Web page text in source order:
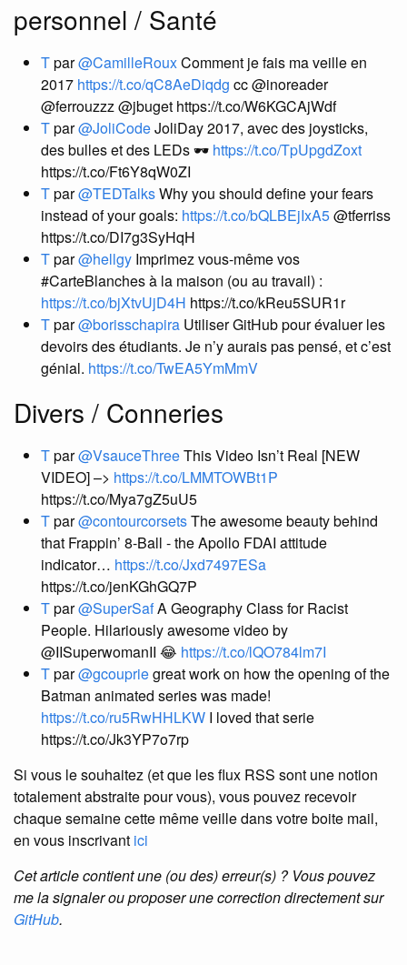
personnel / Santé
Tpar@CamilleRouxComment je fais ma veille en
2017 https://t.co/qC8AeDiqdg cc @inoreader
@ferrouzzz @jbuget https://t.co/W6KGCAjWdf
Tpar@JoliCodeJoliDay 2017, avec des joysticks,
des bulles et des LEDs 🕶 https://t.co/TpUpgdZoxt
https://t.co/Ft6Y8qW0ZI
Tpar@TEDTalksWhy you should define your fears
instead of your goals: https://t.co/bQLBEjIxA5@tferriss
https://t.co/DI7g3SyHqH
Tpar@hellgy Imprimez vous-même vos
#CarteBlanches à la maison (ou au travail) :
https://t.co/bjXtvUjD4H https://t.co/kReu5SUR1r
Tpar@borisschapira Utiliser GitHub pour évaluer les
devoirs des étudiants. Je n’y aurais pas pensé​, et c’est
génial. https://t.co/TwEA5YmMmV
Divers / Conneries
Tpar@VsauceThreeThis Video Isn’t Real [NEW
VIDEO] –> https://t.co/LMMTOWBt1P
https://t.co/Mya7gZ5uU5
Tpar@contourcorsetsThe awesome beauty behind
that Frappin’ 8-Ball - the Apollo FDAI attitude
indicator… https://t.co/Jxd7497ESa
https://t.co/jenKGhGQ7P
Tpar@SuperSafA Geography Class for Racist
People. Hilariously awesome video by
@IISuperwomanII 😂 https://t.co/lQO784lm7I
Tpar@gcoupriegreat work on how the opening of the
Batman animated series was made!
https://t.co/ru5RwHHLKW I loved that serie
https://t.co/Jk3YP7o7rp
Si vous le souhaitez (et que les flux RSS sont une notion
totalement abstraite pour vous), vous pouvez recevoir
chaque semaine cette même veille dans votre boite mail,
en vous inscrivant ici
Cet article contient une (ou des) erreur(s) ? Vous pouvez
me la signaler ou proposer une correction directement sur
GitHub.